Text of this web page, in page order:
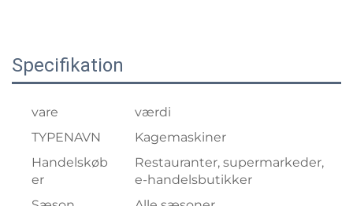
Specifikation
vare
værdi
TYPENAVN
Kagemaskiner
Handelskøb
er
Restauranter, supermarkeder,
e-handelsbutikker